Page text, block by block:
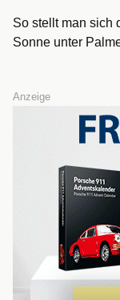
So stellt man sich
Sonne unter
Anzeige